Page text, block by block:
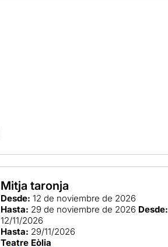
Mitja taronja
Desde: 12 de noviembre de 2026
Hasta: 29 de noviembre de 2026 Desde:
12/11/2026
Hasta: 29/11/2026
Teatre Eòlia